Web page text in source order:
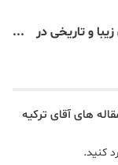
و تاریخی در
های آقای ترکیه
کنید.